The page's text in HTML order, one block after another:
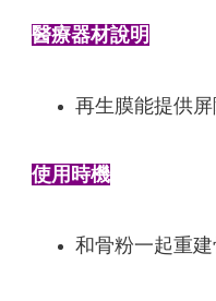
醫療器材說明
再生膜能提供
使用時機
和骨粉一起重建